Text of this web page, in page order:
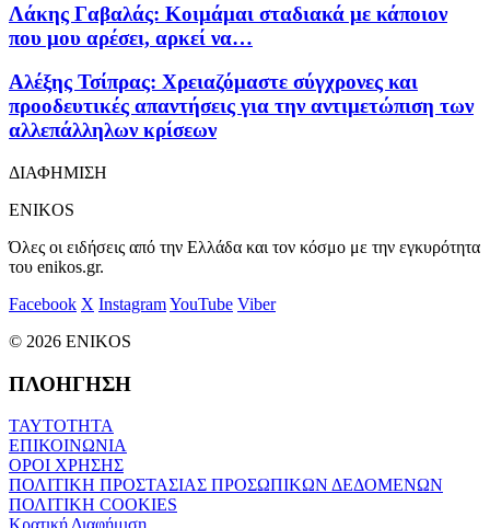
Λάκης Γαβαλάς: Κοιμάμαι σταδιακά με κάποιον
που μου αρέσει, αρκεί να…
Aλέξης Τσίπρας: Χρειαζόμαστε σύγχρονες και
προοδευτικές απαντήσεις για την αντιμετώπιση των
αλλεπάλληλων κρίσεων
ΔΙΑΦΗΜΙΣΗ
ENIKOS
Όλες οι ειδήσεις από την Ελλάδα και τον κόσμο με την εγκυρότητα
του enikos.gr.
Facebook X InstagramYouTube Viber
© 2026 ENIKOS
ΠΛΟΗΓΗΣΗ
ΤΑΥΤΟΤΗΤΑ
ΕΠΙΚΟΙΝΩΝΙΑ
ΟΡΟΙ ΧΡΗΣΗΣ
ΠΟΛΙΤΙΚΗ ΠΡΟΣΤΑΣΙΑΣ ΠΡΟΣΩΠΙΚΩΝ ΔΕΔΟΜΕΝΩΝ
ΠΟΛΙΤΙΚΗ COOKIES